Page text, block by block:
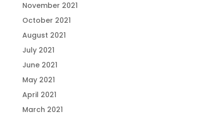
November 2021
October 2021
August 2021
July 2021
June 2021
May 2021
April 2021
March 2021